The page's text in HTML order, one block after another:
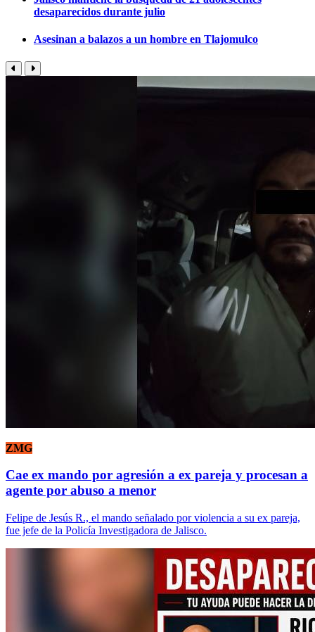
desaparecidos durante julio
Asesinan a balazos a un hombre en Tlajomulco
ZMG
Cae ex mando por agresión a ex pareja y procesan a
agente por abuso a menor
Felipe de Jesús R., el mando señalado por violencia a su ex pareja,
fue jefe de la Policía Investigadora de Jalisco.